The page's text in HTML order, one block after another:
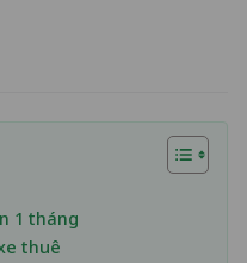
1 tháng
thuê